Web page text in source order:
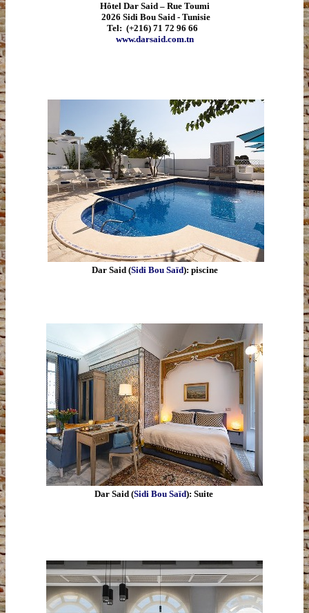
Hôtel Dar Said – Rue Toumi
2026 Sidi Bou Said - Tunisie
Tel: (+216) 71 72 96 66
www.darsaid.com.tn
Dar Said (Sidi Bou Saïd): piscine
Dar Said (Sidi Bou Saïd): Suite